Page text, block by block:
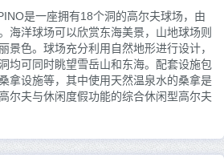
是一座拥有18个洞的高尔夫球场，由
海洋球场可以欣赏东海美景，山地球场则
景色。球场充分利用自然地形进行设计，
均可同时眺望雪岳山和东海。配套设施包
拿设施等，其中使用天然温泉水的桑拿是
尔夫与休闲度假功能的综合休闲型高尔夫